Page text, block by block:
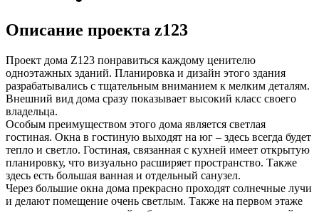
Описание проекта z123
Проект дома Z123 понравиться каждому ценителю
одноэтажных зданий. Планировка и дизайн этого здания
разрабатывались с тщательным вниманием к мелким деталям.
Внешний вид дома сразу показывает высокий класс своего
владельца.
Особым преимуществом этого дома является светлая
гостиная. Окна в гостиную выходят на юг – здесь всегда будет
тепло и светло. Гостиная, связанная с кухней имеет открытую
планировку, что визуально расширяет пространство. Также
здесь есть большая ванная и отдельный санузел.
Через большие окна дома прекрасно проходят солнечные лучи
и делают помещение очень светлым. Также на первом этаже